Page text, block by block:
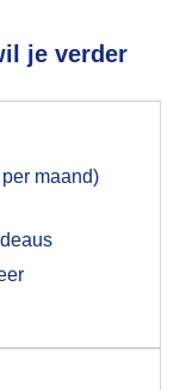
je verder
maand)
voor het
gegeven,
waarin